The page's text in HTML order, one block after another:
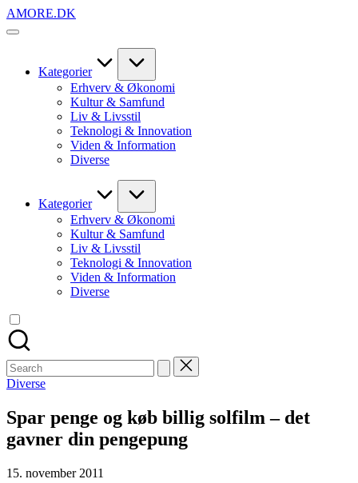
Skip
to
AMORE.DK
For
Kategorier
Erhverv & Økonomi
Kultur & Samfund
Liv & Livsstil
Teknologi & Innovation
Viden & Information
Diverse
Kategorier
Erhverv & Økonomi
Kultur & Samfund
Liv & Livsstil
Teknologi & Innovation
Viden & Information
Diverse
Search
for:
Posted
Diverse
Spar penge og køb billig solfilm – det
gavner din pengepung
15. november 2011